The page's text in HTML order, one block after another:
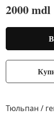
2000 mdl
Тюльпан /